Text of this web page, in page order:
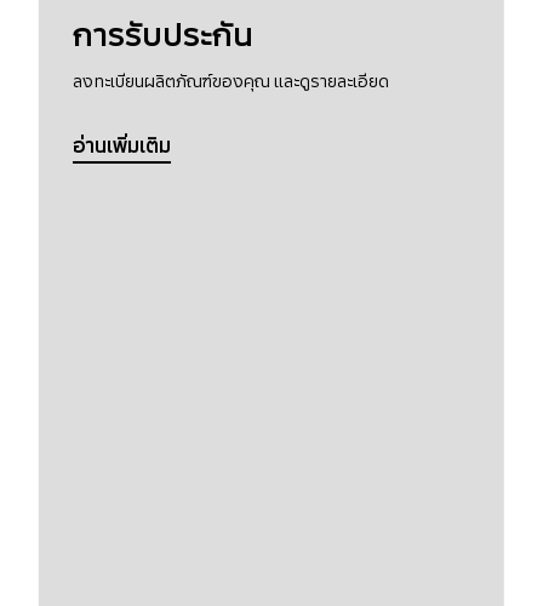
การรับประกัน
ลงทะเบียนผลิตภัณฑ์ของคุณ และดูรายละเอียด
อ่านเพิ่มเติม